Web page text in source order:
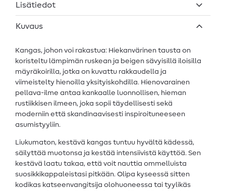
Lisätiedot
Kuvaus
Kangas, johon voi rakastua: Hiekanvärinen tausta on
koristeltu lämpimän ruskean ja beigen sävyisillä iloisilla
mäyräkoirilla, jotka on kuvattu rakkaudella ja
viimeistelty hienoilla yksityiskohdilla. Hienovarainen
pellava-ilme antaa kankaalle luonnollisen, hieman
rustiikkisen ilmeen, joka sopii täydellisesti sekä
moderniin että skandinaavisesti inspiroituneeseen
asumistyyliin.
Liukumaton, kestävä kangas tuntuu hyvältä kädessä,
säilyttää muotonsa ja kestää intensiivistä käyttöä. Sen
kestävä laatu takaa, että voit nauttia ommelluista
suosikkikappaleistasi pitkään. Olipa kyseessä sitten
kodikas katseenvangitsija olohuoneessa tai tyylikäs